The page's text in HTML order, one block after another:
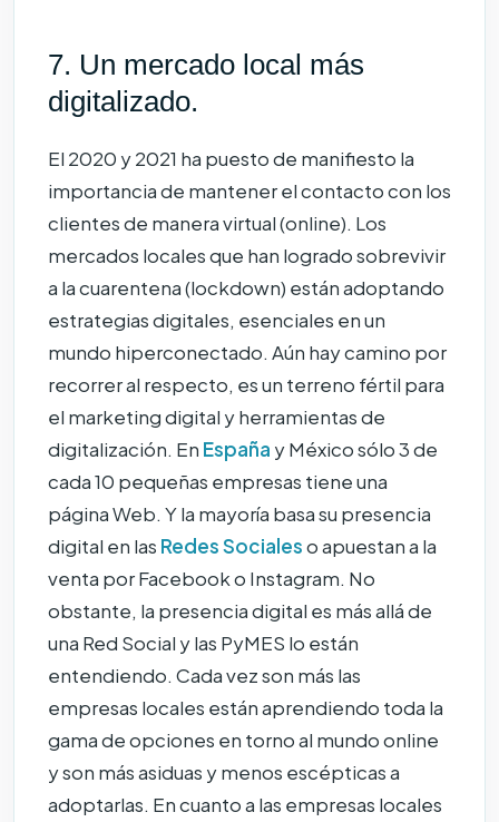
7. Un mercado local más
digitalizado.
El 2020 y 2021 ha puesto de manifiesto la
importancia de mantener el contacto con los
clientes de manera virtual (online). Los
mercados locales que han logrado sobrevivir
a la cuarentena (lockdown) están adoptando
estrategias digitales, esenciales en un
mundo hiperconectado. Aún hay camino por
recorrer al respecto, es un terreno fértil para
el marketing digital y herramientas de
digitalización. En España y México sólo 3 de
cada 10 pequeñas empresas tiene una
página Web. Y la mayoría basa su presencia
digital en las Redes Socialeso apuestan a la
venta por Facebook o Instagram. No
obstante, la presencia digital es más allá de
una Red Social y las PyMES lo están
entendiendo. Cada vez son más las
empresas locales están aprendiendo toda la
gama de opciones en torno al mundo online
y son más asiduas y menos escépticas a
adoptarlas. En cuanto a las empresas locales